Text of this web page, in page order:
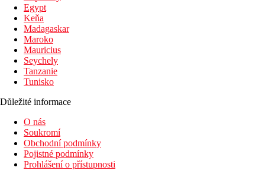
Vzdálenost od nejbližšího letiště
1,5 km
Nákupy
3 km
Centrum města
15 km
Golfové hřiště
Pláž
Lehátka na pláži za poplatek
Slunečníky na pláži za poplatek
Plážová dovolená
Egypt
Keňa
Madagaskar
Maroko
Mauricius
Seychely
Tanzanie
Tunisko
Důležité informace
O nás
Soukromí
Obchodní podmínky
Pojistné podmínky
Prohlášení o přístupnosti